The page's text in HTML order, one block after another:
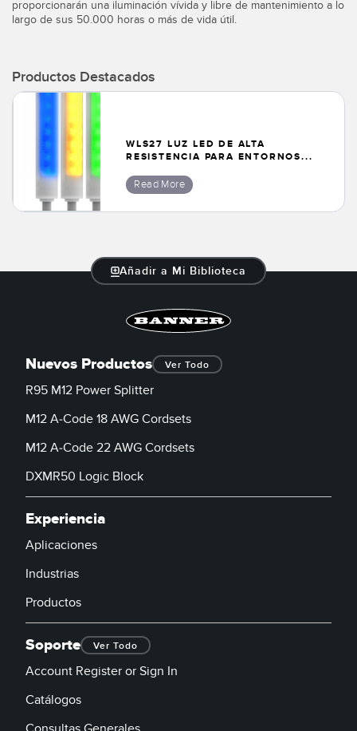
proporcionarán una iluminación vívida y libre de mantenimiento a lo
largo de sus 50.000 horas o más de vida útil.
Productos Destacados
WLS27 LUZ LED DE ALTA
RESISTENCIA PARA ENTORNOS...
Read More
Añadir a Mi Biblioteca
Nuevos Productos Ver Todo
R95 M12 Power Splitter
M12 A-Code 18 AWG Cordsets
M12 A-Code 22 AWG Cordsets
DXMR50 Logic Block
Experiencia
Aplicaciones
Industrias
Productos
Soporte Ver Todo
Account Register or Sign In
Catálogos